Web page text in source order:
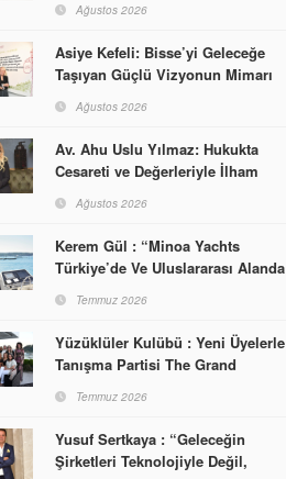
Başarabileceğinin En Güzel
Örneğini Sunuyor
Ağustos 2026
Asiye Kefeli: Bisse’yi Geleceğe
Taşıyan Güçlü Vizyonun Mimarı
Ağustos 2026
Av. Ahu Uslu Yılmaz: Hukukta
Cesareti ve Değerleriyle İlham
Ağustos 2026
Kerem Gül : “Minoa Yachts
Türkiye’de Ve Uluslararası Alanda
Markası Olacak”
Temmuz 2026
Yüzüklüler Kulübü : Yeni Üyelerle
Tanışma Partisi The Grand
Temmuz 2026
Yusuf Sertkaya : “Geleceğin
Şirketleri Teknolojiyle Değil,